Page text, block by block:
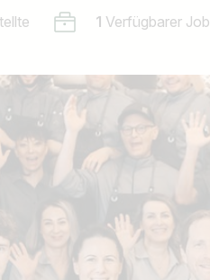
1 Verfügbarer Job